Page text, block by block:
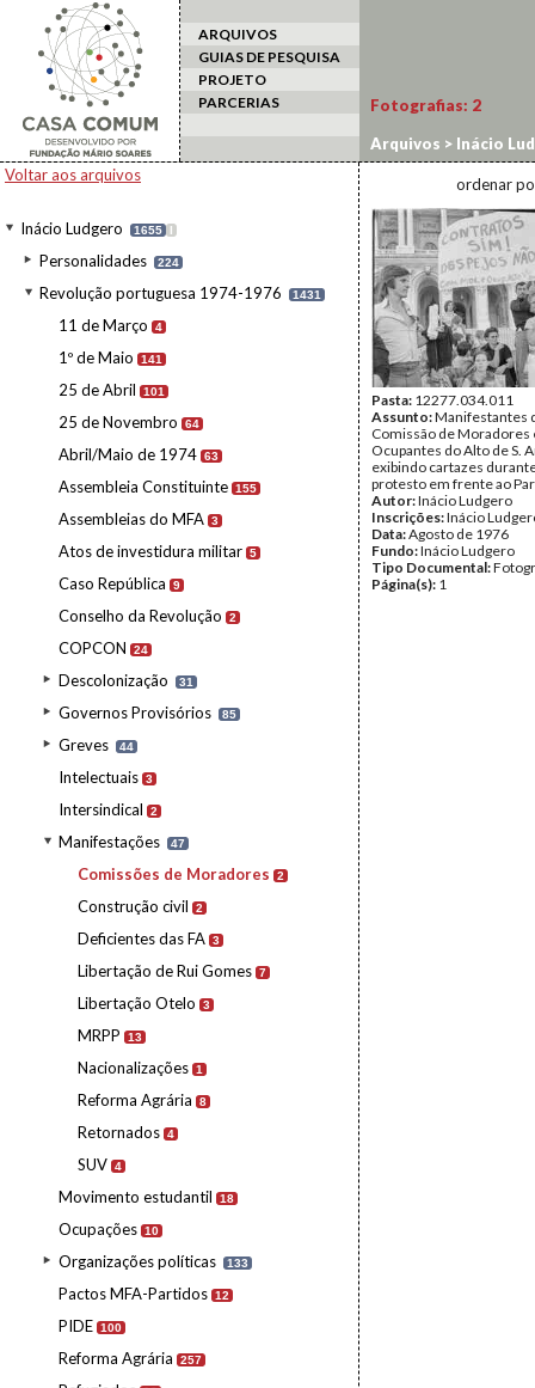
ARQUIVOS
GUIAS DE PESQUISA
PROJETO
PARCERIAS
Voltar aos arquivos
Inácio Ludgero 1655 I
Personalidades 224
Revolução portuguesa 1974-1976 1431
11 de Março 4
1º de Maio 141
25 de Abril 101
25 de Novembro 64
Abril/Maio de 1974 63
Assembleia Constituinte 155
Assembleias do MFA 3
Atos de investidura militar 5
Caso República 9
Conselho da Revolução 2
COPCON 24
Descolonização 31
Governos Provisórios 85
Greves 44
Intelectuais 3
Intersindical 2
Manifestações 47
Comissões de Moradores 2
Construção civil 2
Deficientes das FA 3
Libertação de Rui Gomes 7
Libertação Otelo 3
MRPP 13
Nacionalizações 1
Reforma Agrária 8
Retornados 4
SUV 4
Movimento estudantil 18
Ocupações 10
Organizações políticas 133
Pactos MFA-Partidos 12
PIDE 100
Reforma Agrária 257
Fotografias: 2
Arquivos > Inácio
Moradores
ordenar
Pasta: 12277.034.011
Assunto:Manifestantes
Comissão de Moradores
Ocupantes do Alto de S.
exibindo cartazes
protesto em frente ao
Autor:Inácio Ludgero
Inscrições:Inácio
Data:Agosto de 1976
Fundo:Inácio Ludgero
Tipo Documental:
Página(s): 1